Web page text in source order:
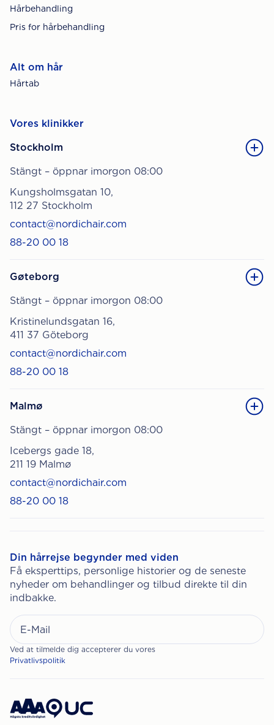
Hårbehandling
Pris for hårbehandling
Alt om hår
Hårtab
Vores klinikker
Stockholm
Stängt – öppnar imorgon 08:00
Kungsholmsgatan 10,
112 27 Stockholm
contact@nordichair.com
88-20 00 18
Gøteborg
Stängt – öppnar imorgon 08:00
Kristinelundsgatan 16,
411 37 Göteborg
contact@nordichair.com
88-20 00 18
Malmø
Stängt – öppnar imorgon 08:00
Icebergs gade 18,
211 19 Malmø
contact@nordichair.com
88-20 00 18
Din hårrejse begynder med viden
Få eksperttips, personlige historier og de seneste
nyheder om behandlinger og tilbud direkte til din
indbakke.
Ved at tilmelde dig accepterer du vores
Privatlivspolitik